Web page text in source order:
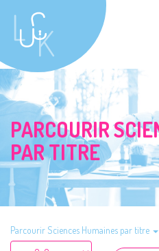
PARCOURIR
PAR TITRE
Parcourir Sciences Humaines par titre